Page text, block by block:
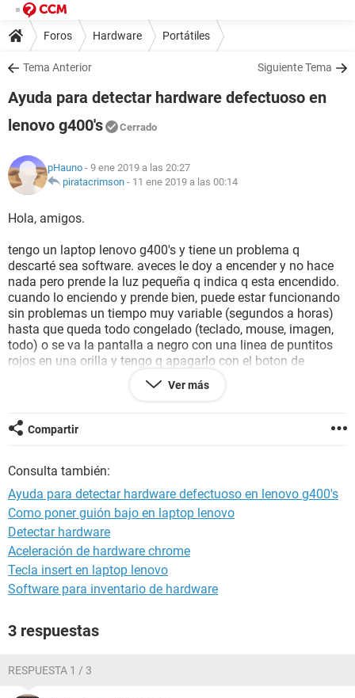
Foros Hardware Portátiles
Tema Anterior Siguiente Tema
Ayuda para detectar hardware defectuoso en
lenovo g400's
Cerrado
pHauno - 9 ene 2019 a las 20:27
piratacrimson - 11 ene 2019 a las 00:14
Hola, amigos.
tengo un laptop lenovo g400's y tiene un problema q
descarté sea software. aveces le doy a encender y no hace
nada pero prende la luz pequeña q indica q esta encendido.
cuando lo enciendo y prende bien, puede estar funcionando
sin problemas un tiempo muy variable (segundos a horas)
hasta que queda todo congelado (teclado, mouse, imagen,
todo) o se va la pantalla a negro con una linea de puntitos
rojos en una orilla y tengo q apagarlo con el boton de
encendido. no es el disco duro ni la ram porq lo probe
cambiando estos componentes. q podra ser?
saludos y gracias!
Ver más
Compartir
Consulta también:
Ayuda para detectar hardware defectuoso en lenovo g400's
Como poner guión bajo en laptop lenovo
Detectar hardware
Aceleración de hardware chrome
Tecla insert en laptop lenovo
Software para inventario de hardware
3 respuestas
RESPUESTA 1 / 3